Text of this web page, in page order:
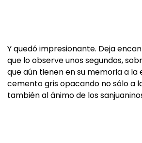
Y quedó impresionante. Deja
que lo observe unos segundos,
que aún tienen en su memoria a
cemento gris opacando no sólo a
también al ánimo de los